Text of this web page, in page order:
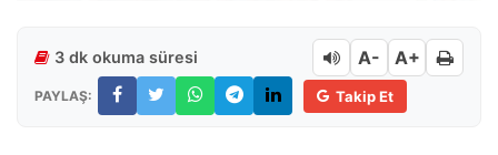
3 dk okuma süresi A- A+
PAYLAŞ: Takip Et